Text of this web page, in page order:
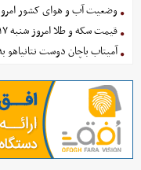
وضعیت آب و هوای کشور امروز شنبه ۱۷
قیمت سکه و طلا امروز شنبه ۱۷ مرداد ۱۴۰۵
آمیتاب باچان دوست